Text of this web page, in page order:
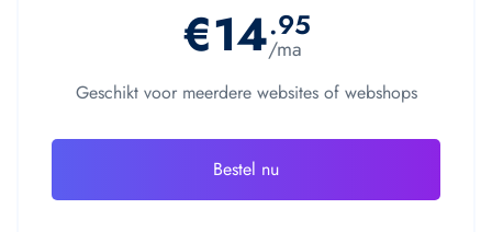
€14/ma
.95
Geschikt voor meerdere websites of webshops
Bestel nu